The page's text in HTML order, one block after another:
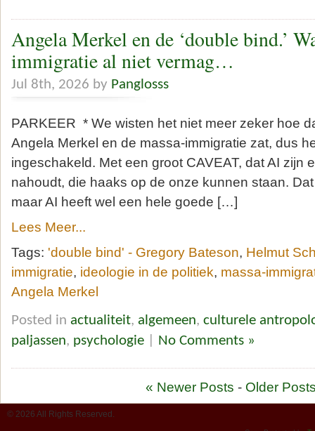
Angela Merkel en de ‘double bind.’
immigratie al niet vermag…
Jul 8th, 2026 by Panglosss
PARKEER * We wisten het niet meer zeker hoe
Angela Merkel en de massa-immigratie zat, dus
ingeschakeld. Met een groot CAVEAT, dat AI zijn
nahoudt, die haaks op de onze kunnen staan.
maar AI heeft wel een hele goede […]
Lees Meer...
Tags: 'double bind' - Gregory Bateson, Helmut
immigratie, ideologie in de politiek, massa-
Angela Merkel
Posted in actualiteit, algemeen, culturele
paljassen, psychologie No Comments »
« Newer Posts - Older
© 2026 All Rights Reserved.